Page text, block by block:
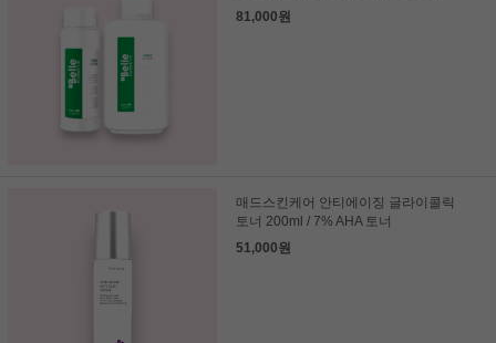
81,000원
매드스킨케어 안티에이징 글라이콜릭
토너 200ml / 7% AHA 토너
51,000원